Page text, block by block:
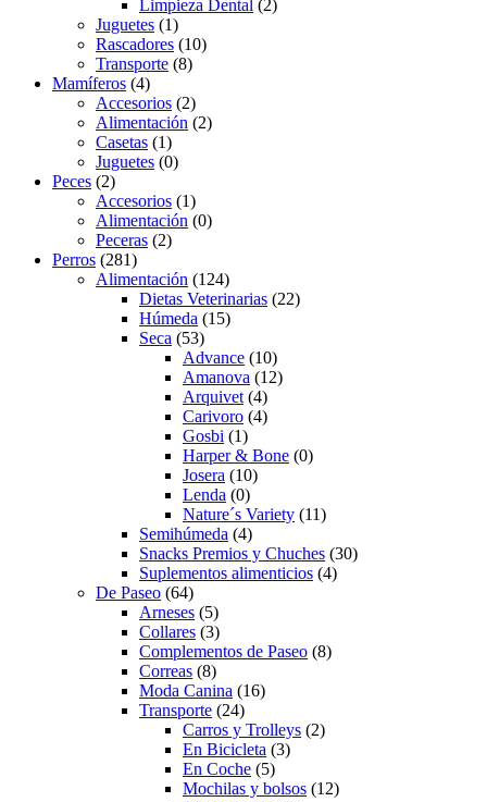
Limpieza Dental (2)
Juguetes (1)
Rascadores (10)
Transporte (8)
Mamíferos (4)
Accesorios (2)
Alimentación (2)
Casetas (1)
Juguetes (0)
Peces (2)
Accesorios (1)
Alimentación (0)
Peceras (2)
Perros (281)
Alimentación (124)
Dietas Veterinarias (22)
Húmeda (15)
Seca (53)
Advance (10)
Amanova (12)
Arquivet (4)
Carivoro (4)
Gosbi (1)
Harper & Bone (0)
Josera (10)
Lenda (0)
Nature´s Variety (11)
Semihúmeda (4)
Snacks Premios y Chuches (30)
Suplementos alimenticios (4)
De Paseo (64)
Arneses (5)
Collares (3)
Complementos de Paseo (8)
Correas (8)
Moda Canina (16)
Transporte (24)
Carros y Trolleys (2)
En Bicicleta (3)
En Coche (5)
Mochilas y bolsos (12)